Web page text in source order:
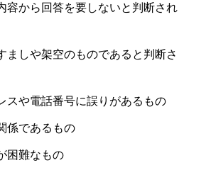
容から回答を要しないと判断され
ましや架空のものであると判断さ
スや電話番号に誤りがあるもの
係であるもの
困難なもの